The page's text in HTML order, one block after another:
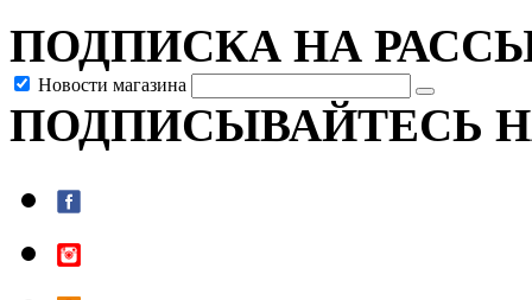
ПОДПИСКА НА
Новости магазина
ПОДПИСЫВАЙТЕСЬ